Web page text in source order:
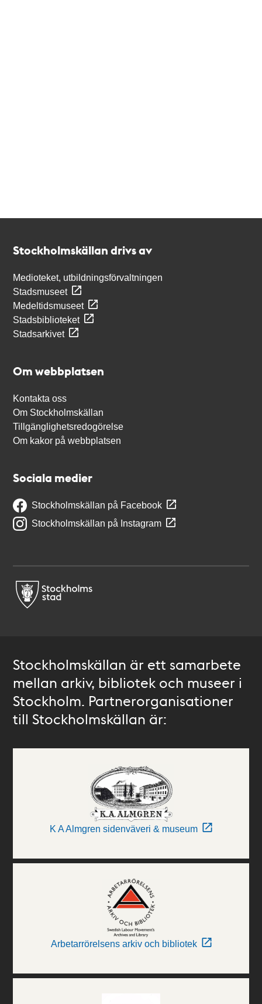
Stockholmskällan drivs av
Medioteket, utbildningsförvaltningen
Stadsmuseet
Medeltidsmuseet
Stadsbiblioteket
Stadsarkivet
Om webbplatsen
Kontakta oss
Om Stockholmskällan
Tillgänglighetsredogörelse
Om kakor på webbplatsen
Sociala medier
Stockholmskällan på Facebook
Stockholmskällan på Instagram
Stockholmskällan är ett samarbete
mellan arkiv, bibliotek och museer i
Stockholm. Partnerorganisationer
till Stockholmskällan är:
K A Almgren sidenväveri & museum
Arbetarrörelsens arkiv och bibliotek